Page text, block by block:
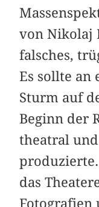
von Nikolaj
falsches,
Es sollte an
Sturm auf
Beginn der
theatral
das
Fotografien